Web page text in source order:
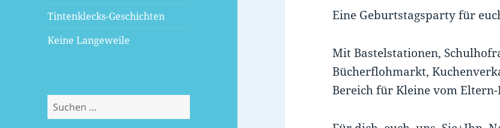
Tintenklecks-Geschichten
Keine Langeweile
Suchen
nach:
Eine Geburtstagsparty für
Mit Bastelstationen,
Bücherflohmarkt,
Bereich für Kleine vom